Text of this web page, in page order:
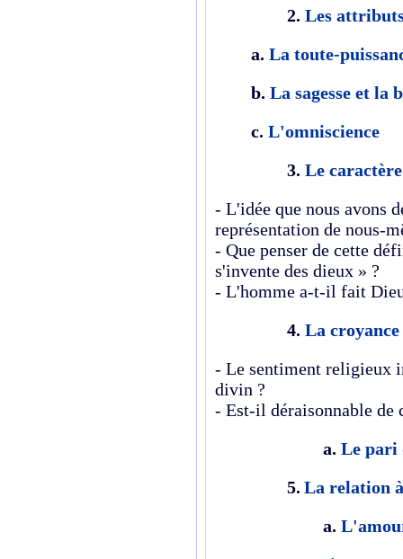
2. Les
a. La toute-
b. La sagesse et la
c. L'omniscience
3. Le
- L'idée que nous avons
représentation de nous-
- Que penser de cette
s'invente des dieux » ?
- L'homme a-t-il fait
4. La
- Le sentiment religieux
divin ?
- Est-il déraisonnable de
a. Le pari
5. La relation
a.